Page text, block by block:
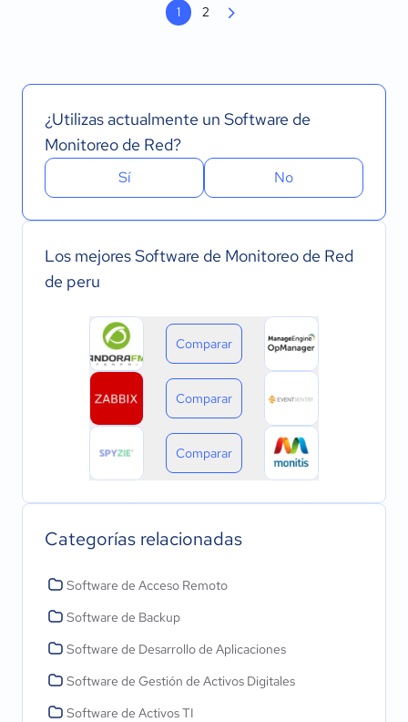
1 2
¿Utilizas actualmente un Software de
Monitoreo de Red?
Sí No
Los mejores Software de Monitoreo de Red
de peru
Comparar
Comparar
Comparar
Categorías relacionadas
Software de Acceso Remoto
Software de Backup
Software de Desarrollo de Aplicaciones
Software de Gestión de Activos Digitales
Software de Activos TI